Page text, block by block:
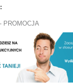
PROMOCJA